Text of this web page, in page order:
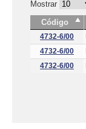
Mostrar
Código
4732-6/00
4732-6/00
4732-6/00